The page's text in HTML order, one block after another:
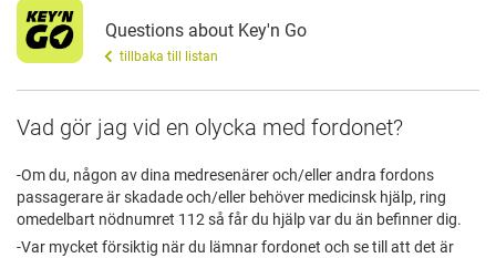
Questions about Key'n Go
tillbaka till listan
Vad gör jag vid en olycka med fordonet?
-Om du, någon av dina medresenärer och/eller andra fordons
passagerare är skadade och/eller behöver medicinsk hjälp, ring
omedelbart nödnumret 112 så får du hjälp var du än befinner dig.
-Var mycket försiktig när du lämnar fordonet och se till att det är